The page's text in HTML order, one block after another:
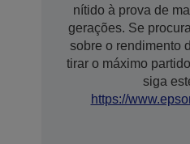
nítido à prova de
gerações. Se
sobre o rendimento
tirar o máximo
siga
https://